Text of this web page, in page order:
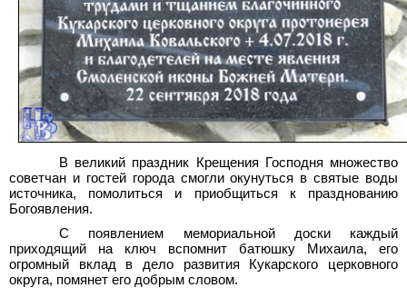
В великий праздник Крещения Господня множество
советчан и гостей города смогли окунуться в святые воды
источника, помолиться и приобщиться к празднованию
Богоявления.
С появлением мемориальной доски каждый
приходящий на ключ вспомнит батюшку Михаила, его
огромный вклад в дело развития Кукарского церковного
округа, помянет его добрым словом.